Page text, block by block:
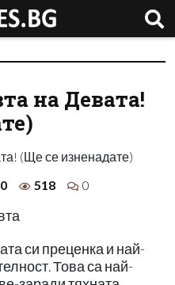
на Девата!
518 0
си преценка и най-
Това са най-